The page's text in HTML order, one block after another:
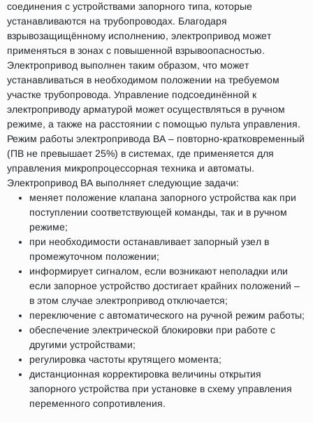
соединения с устройствами запорного типа, которые
устанавливаются на трубопроводах. Благодаря
взрывозащищённому исполнению, электропривод может
применяться в зонах с повышенной взрывоопасностью.
Электропривод выполнен таким образом, что может
устанавливаться в необходимом положении на требуемом
участке трубопровода. Управление подсоединённой к
электроприводу арматурой может осуществляться в ручном
режиме, а также на расстоянии с помощью пульта управления.
Режим работы электропривода ВА – повторно-кратковременный
(ПВ не превышает 25%) в системах, где применяется для
управления микропроцессорная техника и автоматы.
Электропривод ВА выполняет следующие задачи:
меняет положение клапана запорного устройства как при
поступлении соответствующей команды, так и в ручном
режиме;
при необходимости останавливает запорный узел в
промежуточном положении;
информирует сигналом, если возникают неполадки или
если запорное устройство достигает крайних положений –
в этом случае электропривод отключается;
переключение с автоматического на ручной режим работы;
обеспечение электрической блокировки при работе с
другими устройствами;
регулировка частоты крутящего момента;
дистанционная корректировка величины открытия
запорного устройства при установке в схему управления
переменного сопротивления.